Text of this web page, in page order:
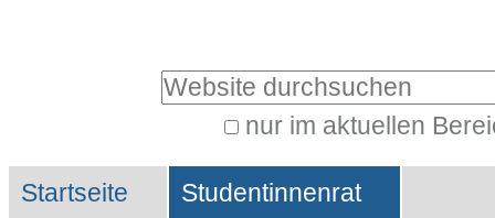
Website durchsuchen
nur im aktuellen
Suche…
Sektionen
Startseite Studentinnenrat